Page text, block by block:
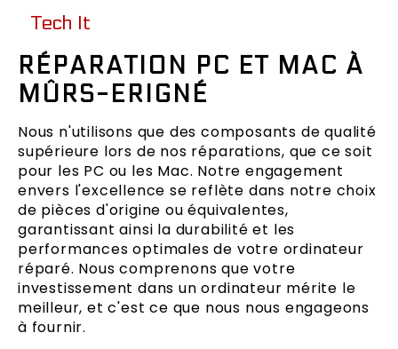
Tech It
RÉPARATION PC ET MAC À
MÛRS-ERIGNÉ
Nous n'utilisons que des composants de qualité
supérieure lors de nos réparations, que ce soit
pour les PC ou les Mac. Notre engagement
envers l'excellence se reflète dans notre choix
de pièces d'origine ou équivalentes,
garantissant ainsi la durabilité et les
performances optimales de votre ordinateur
réparé. Nous comprenons que votre
investissement dans un ordinateur mérite le
meilleur, et c'est ce que nous nous engageons
à fournir.